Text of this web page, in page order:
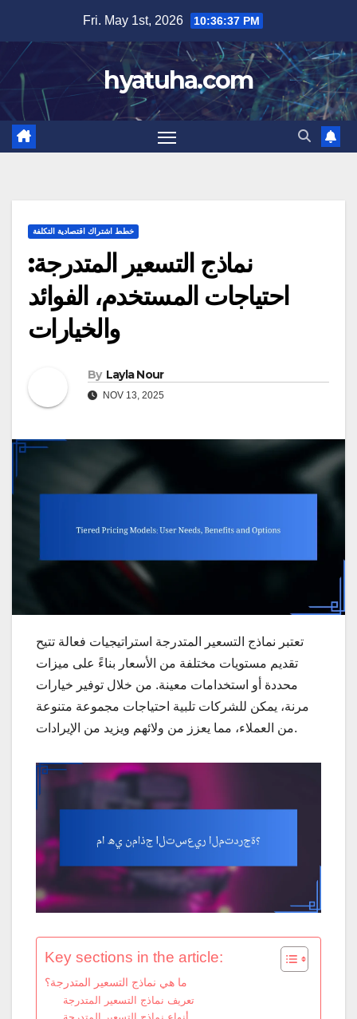
content
Fri. May 1st, 2026 10:36:38 PM
hyatuha.com
خطط اشتراك اقتصادية التكلفة
نماذج التسعير المتدرجة:
احتياجات المستخدم، الفوائد
والخيارات
By Layla Nour
NOV 13, 2025
تعتبر نماذج التسعير المتدرجة استراتيجيات فعالة تتيح
تقديم مستويات مختلفة من الأسعار بناءً على ميزات
محددة أو استخدامات معينة. من خلال توفير خيارات
مرنة، يمكن للشركات تلبية احتياجات مجموعة متنوعة
من العملاء، مما يعزز من ولائهم ويزيد من الإيرادات.
Key sections in the article:
ما هي نماذج التسعير المتدرجة؟
تعريف نماذج التسعير المتدرجة